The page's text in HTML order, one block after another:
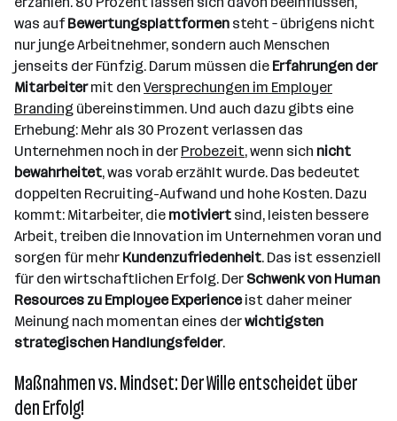
was aufBewertungsplattformen steht – übrigens nicht
nur junge Arbeitnehmer, sondern auch Menschen
jenseits der Fünfzig. Darum müssen die Erfahrungen der
Mitarbeitermit den Versprechungen im Employer
Branding übereinstimmen. Und auch dazu gibts eine
Erhebung: Mehr als 30 Prozent verlassen das
Unternehmen noch in der Probezeit, wenn sich nicht
bewahrheitet, was vorab erzählt wurde. Das bedeutet
doppelten Recruiting-Aufwand und hohe Kosten. Dazu
kommt: Mitarbeiter, die motiviert sind, leisten bessere
Arbeit, treiben die Innovation im Unternehmen voran und
sorgen für mehr Kundenzufriedenheit. Das ist essenziell
für den wirtschaftlichen Erfolg. Der Schwenk von Human
Resources zu Employee Experienceist daher meiner
Meinung nach momentan eines derwichtigsten
strategischen Handlungsfelder.
Maßnahmen vs. Mindset: Der Wille entscheidet über
den Erfolg!